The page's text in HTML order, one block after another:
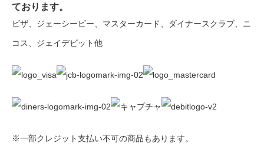
ております。
ビザ、ジェーシービー、マスターカード、ダイナースクラブ、ニ
コス、ジェイデビット他
※一部クレジット支払い不可の商品もあります。